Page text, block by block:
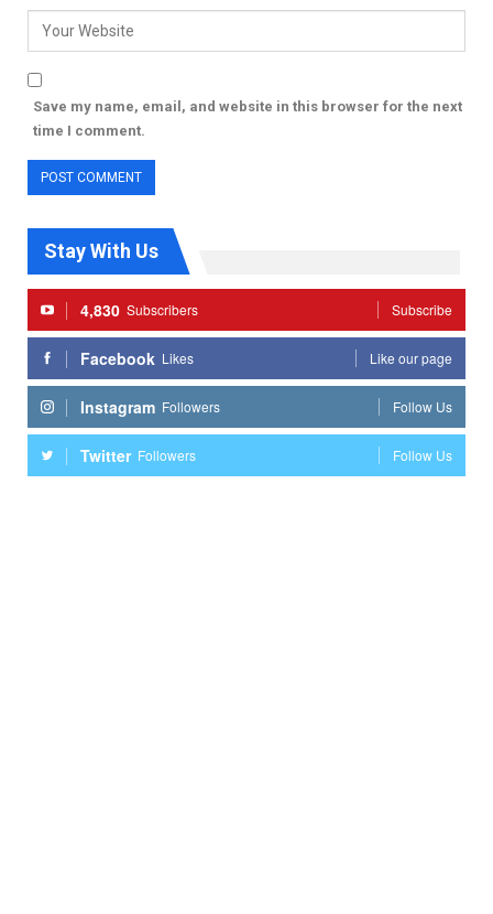
Save my name, email, and website in this browser for the next
time I comment.
Stay With Us
4,830 Subscribers Subscribe
Facebook Likes Like our page
Instagram Followers Follow Us
Twitter Followers Follow Us